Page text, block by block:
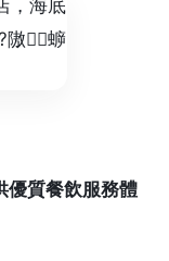
優質餐飲服務體